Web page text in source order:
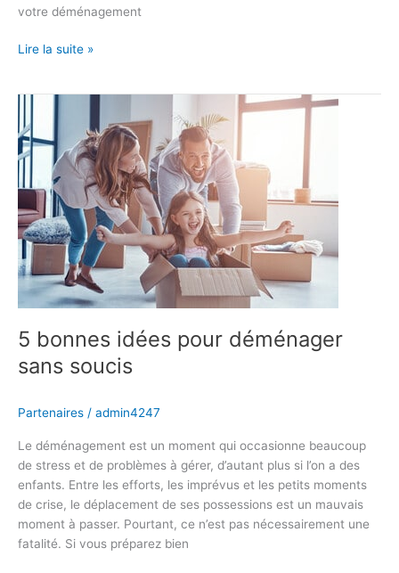
votre déménagement
Lire la suite »
5 bonnes idées pour déménager
sans soucis
Partenaires / admin4247
Le déménagement est un moment qui occasionne beaucoup
de stress et de problèmes à gérer, d’autant plus si l’on a des
enfants. Entre les efforts, les imprévus et les petits moments
de crise, le déplacement de ses possessions est un mauvais
moment à passer. Pourtant, ce n’est pas nécessairement une
fatalité. Si vous préparez bien
bonnes
idées
pour
déménager
soucis